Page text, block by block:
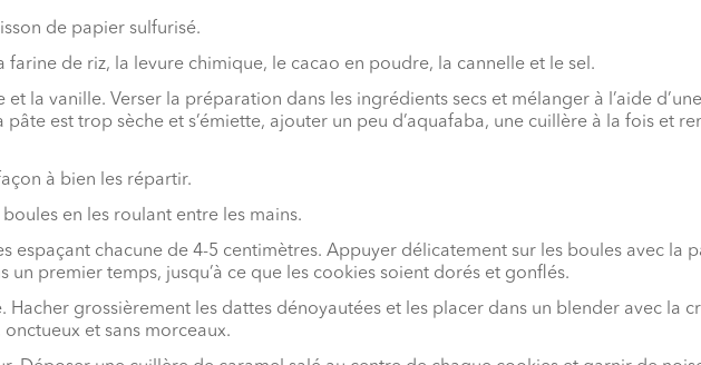
de papier sulfurisé.
de riz, la levure chimique, le cacao en poudre, la cannelle et le sel.
la vanille. Verser la préparation dans les ingrédients secs et mélanger à l’aide
est trop sèche et s’émiette, ajouter un peu d’aquafaba, une cuillère à la fois et
à bien les répartir.
en les roulant entre les mains.
espaçant chacune de 4-5 centimètres. Appuyer délicatement sur les boules avec la
premier temps, jusqu’à ce que les cookies soient dorés et gonflés.
grossièrement les dattes dénoyautées et les placer dans un blender avec la
et sans morceaux.